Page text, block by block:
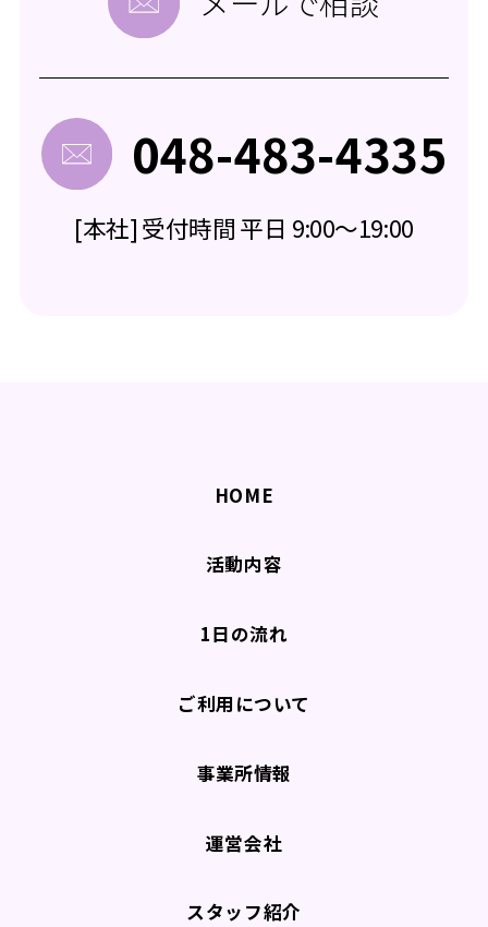
048-483-4335
[本社] 受付時間 平日 9:00～19:00
HOME
活動内容
1日の流れ
ご利用について
事業所情報
運営会社
スタッフ紹介